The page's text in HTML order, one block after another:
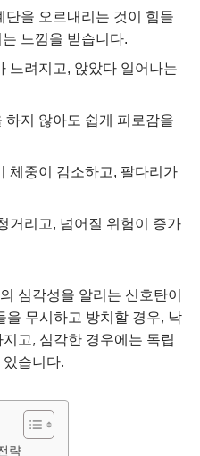
단을 오르내리는 것이 힘들
느낌을 받습니다.
느려지고, 앉았다 일어나는
하지 않아도 쉽게 피로감을
체중이 감소하고, 팔다리가
거리고, 넘어질 위험이 증가
심각성을 알리는 신호탄이
을 무시하고 방치할 경우, 낙
고, 심각한 경우에는 독립
습니다.
략